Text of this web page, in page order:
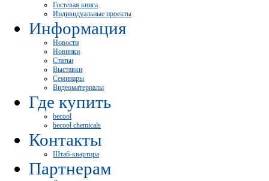
Гостевая книга
Индивидуальные проекты
Информация
Новости
Новинки
Статьи
Выставки
Семинары
Видеоматериалы
Где купить
becool
becool chemicals
Контакты
Штаб-квартира
Партнерам